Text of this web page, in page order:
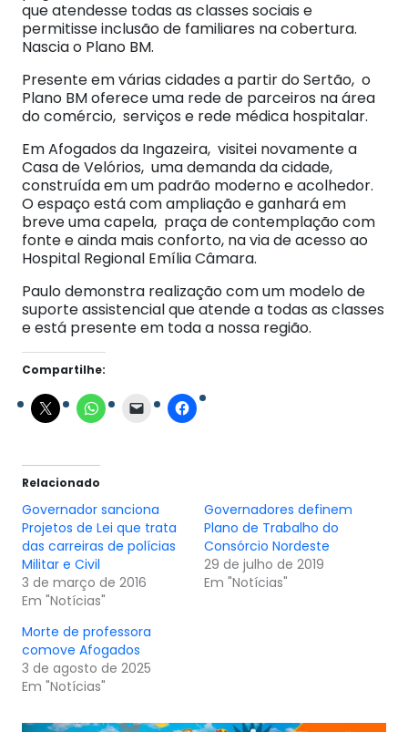
que atendesse todas as classes sociais e
permitisse inclusão de familiares na cobertura.
Nascia o Plano BM.
Presente em várias cidades a partir do Sertão, o
Plano BM oferece uma rede de parceiros na área
do comércio, serviços e rede médica hospitalar.
Em Afogados da Ingazeira, visitei novamente a
Casa de Velórios, uma demanda da cidade,
construída em um padrão moderno e acolhedor.
O espaço está com ampliação e ganhará em
breve uma capela, praça de contemplação com
fonte e ainda mais conforto, na via de acesso ao
Hospital Regional Emília Câmara.
Paulo demonstra realização com um modelo de
suporte assistencial que atende a todas as classes
e está presente em toda a nossa região.
Compartilhe:
Relacionado
Governador sanciona
Projetos de Lei que trata
das carreiras de polícias
3 de março de 2016
Em "Notícias"
Governadores definem
Plano de Trabalho do
Consórcio Nordeste
29 de julho de 2019
Em "Notícias"
Morte de professora
comove Afogados
3 de agosto de 2025
Em "Notícias"